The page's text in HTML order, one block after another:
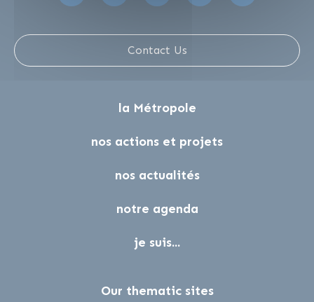
Contact Us
la Métropole
nos actions et projets
nos actualités
notre agenda
je suis...
Our thematic sites